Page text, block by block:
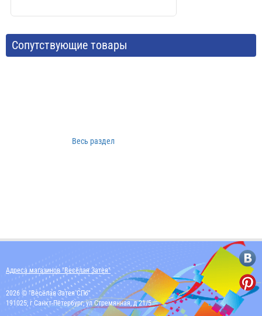
Сопутствующие товары
Весь раздел
Адреса магазинов "Весёлая Затея"
2026 © "Весёлая Затея СПб"
191025, г Санкт-Петербург, ул Стремянная, д 21/5